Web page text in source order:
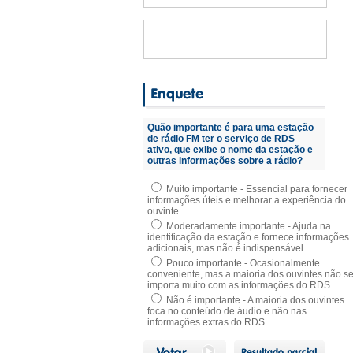
Quão importante é para uma estação
de rádio FM ter o serviço de RDS
ativo, que exibe o nome da estação e
outras informações sobre a rádio?
Muito importante - Essencial para fornecer
informações úteis e melhorar a experiência do
ouvinte
Moderadamente importante - Ajuda na
identificação da estação e fornece informações
adicionais, mas não é indispensável.
Pouco importante - Ocasionalmente
conveniente, mas a maioria dos ouvintes não se
importa muito com as informações do RDS.
Não é importante - A maioria dos ouvintes
foca no conteúdo de áudio e não nas
informações extras do RDS.